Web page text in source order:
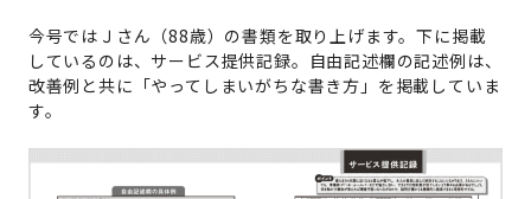
今号ではＪさん（88歳）の書類を取り上げます。下に掲載
しているのは、サービス提供記録。自由記述欄の記述例は、
改善例と共に「やってしまいがちな書き方」を掲載していま
す。